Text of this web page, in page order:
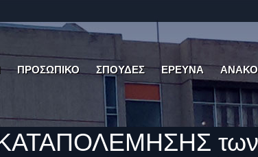
ΠΡΟΣΩΠΙΚΟ ΣΠΟΥΔΕΣ ΕΡΕΥΝΑ
των